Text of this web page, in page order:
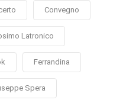
Convegno
Latronico
Ferrandina
Spera